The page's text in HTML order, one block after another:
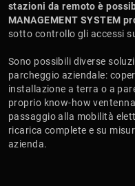
stazioni da remoto è
MANAGEMENT SYSTEM
sotto controllo gli accessi
​​​​​​​Sono possibili diverse
parcheggio aziendale:
installazione a terra o a
proprio know-how
passaggio alla mobilità
ricarica complete e su
azienda.